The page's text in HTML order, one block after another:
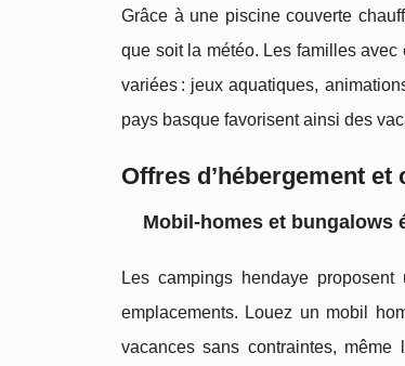
Grâce à une piscine couverte
que soit la météo. Les familles
variées : jeux aquatiques,
pays basque favorisent ainsi des
Offres d’hébergement
Mobil-homes et bungalows
Les campings hendaye
emplacements. Louez un mobil
vacances sans contraintes,